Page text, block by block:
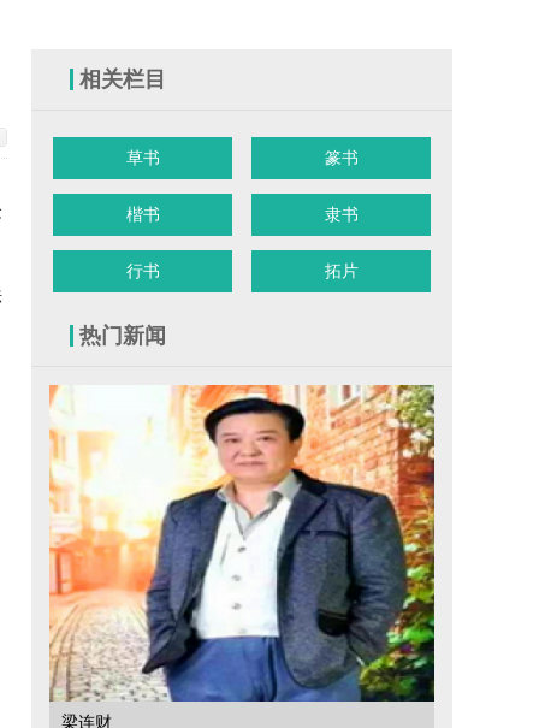
相关栏目
草书 篆书
楷书 隶书
行书 拓片
热门新闻
梁连财